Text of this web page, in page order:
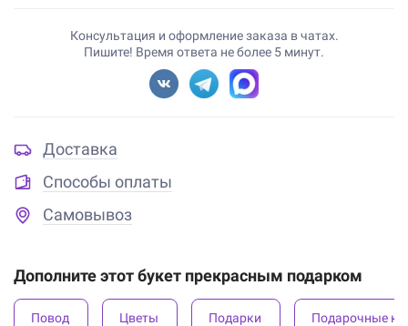
Консультация и оформление заказа в чатах.
Пишите! Время ответа не более 5 минут.
Доставка
Способы оплаты
Самовывоз
Дополните этот букет прекрасным подарком
Повод Цветы Подарки Подарочные